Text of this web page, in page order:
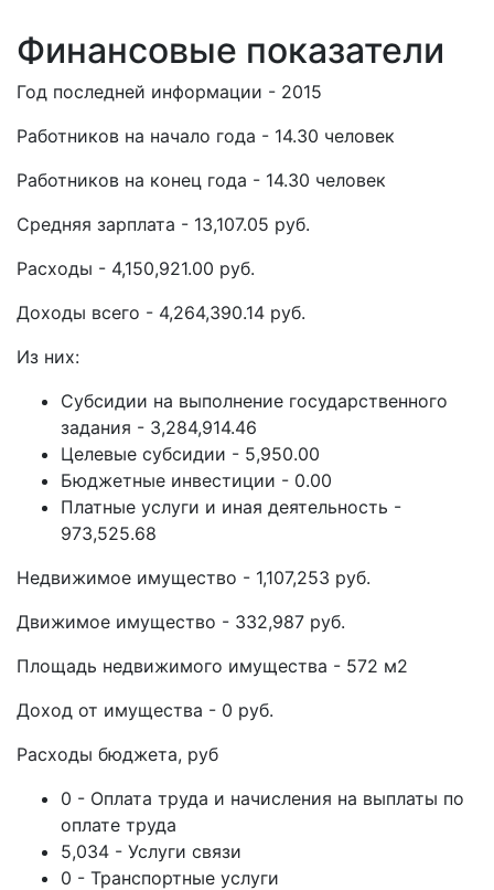
Финансовые показатели
Год последней информации - 2015
Работников на начало года - 14.30 человек
Работников на конец года - 14.30 человек
Средняя зарплата - 13,107.05 руб.
Расходы - 4,150,921.00 руб.
Доходы всего - 4,264,390.14 руб.
Из них:
Субсидии на выполнение государственного
задания - 3,284,914.46
Целевые субсидии - 5,950.00
Бюджетные инвестиции - 0.00
Платные услуги и иная деятельность -
973,525.68
Недвижимое имущество - 1,107,253 руб.
Движимое имущество - 332,987 руб.
Площадь недвижимого имущества - 572 м2
Доход от имущества - 0 руб.
Расходы бюджета, руб
0 - Оплата труда и начисления на выплаты по
оплате труда
5,034 - Услуги связи
0 - Транспортные услуги